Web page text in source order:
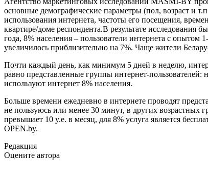
основные демографические параметры (пол, возраст и
использования интернета, частоты его посещения,
квартире/доме респондента.В результате исследования
года, 8% населения – пользователи интернета с опытом
увеличилось приблизительно на 7%. Чаще жители
Почти каждый день, как минимум 5 дней в неделю,
равно представленные группы интернет-пользователей:
используют интернет 8% населения.
Больше времени ежедневно в интернете проводят
не пользуюсь или менее 30 минут, в других возрастных
превышает 10 y.e. в месяц, для 8% услуга является
OPEN.by.
Редакция
Оцените автора